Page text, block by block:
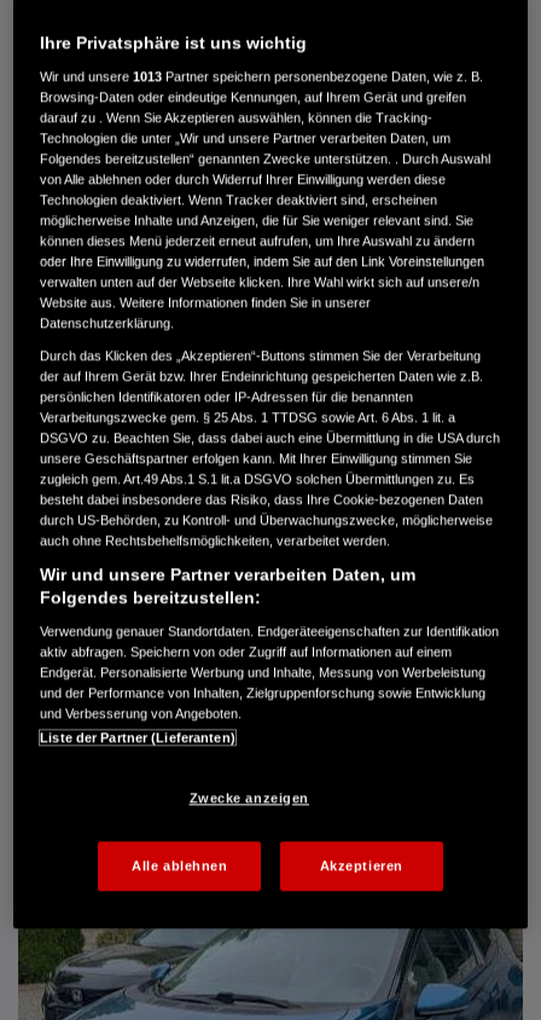
MWST. NICHT AUSWEISBAR
3.900 €
Außenfarbe
crystal black pearl
Kilometerstand
166.000 km
Kraftstoffart
Super
Getriebe
Automatik
Türen
5
Leistung
61 kW / 83 PS
Hubraum
1.339 cm³
Erstzulassung
10.2007
Bauart
Limousine
AUTO HARKE GMBH
Randersweide 59-63
21035 Hamburg
+49 40 735 935 0
DETAILS
Ihre Privatsphäre ist uns wichtig
Wir und unsere1013 Partner speichern personenbezogene Daten, wie z. B.
Browsing-Daten oder eindeutige Kennungen, auf Ihrem Gerät und greifen
darauf zu . Wenn Sie Akzeptieren auswählen, können die Tracking-
Technologien die unter „Wir und unsere Partner verarbeiten Daten, um
Folgendes bereitzustellen“ genannten Zwecke unterstützen. . Durch Auswahl
von Alle ablehnen oder durch Widerruf Ihrer Einwilligung werden diese
Technologien deaktiviert. Wenn Tracker deaktiviert sind, erscheinen
möglicherweise Inhalte und Anzeigen, die für Sie weniger relevant sind. Sie
können dieses Menü jederzeit erneut aufrufen, um Ihre Auswahl zu ändern
oder Ihre Einwilligung zu widerrufen, indem Sie auf den Link Voreinstellungen
verwalten unten auf der Webseite klicken. Ihre Wahl wirkt sich auf unsere/n
Website aus. Weitere Informationen finden Sie in unserer
Datenschutzerklärung.
Durch das Klicken des „Akzeptieren“-Buttons stimmen Sie der Verarbeitung
der auf Ihrem Gerät bzw. Ihrer Endeinrichtung gespeicherten Daten wie z.B.
persönlichen Identifikatoren oder IP-Adressen für die benannten
Verarbeitungszwecke gem. § 25 Abs. 1 TTDSG sowie Art. 6 Abs. 1 lit. a
DSGVO zu. Beachten Sie, dass dabei auch eine Übermittlung in die USA durch
unsere Geschäftspartner erfolgen kann. Mit Ihrer Einwilligung stimmen Sie
zugleich gem. Art.49 Abs.1 S.1 lit.a DSGVO solchen Übermittlungen zu. Es
besteht dabei insbesondere das Risiko, dass Ihre Cookie-bezogenen Daten
durch US-Behörden, zu Kontroll- und Überwachungszwecke, möglicherweise
auch ohne Rechtsbehelfsmöglichkeiten, verarbeitet werden.
Wir und unsere Partner verarbeiten Daten, um
Folgendes bereitzustellen:
Verwendung genauer Standortdaten. Endgeräteeigenschaften zur Identifikation
aktiv abfragen. Speichern von oder Zugriff auf Informationen auf einem
Endgerät. Personalisierte Werbung und Inhalte, Messung von Werbeleistung
und der Performance von Inhalten, Zielgruppenforschung sowie Entwicklung
und Verbesserung von Angeboten.
Liste der Partner (Lieferanten)
Zwecke anzeigen
Alle ablehnen Akzeptieren